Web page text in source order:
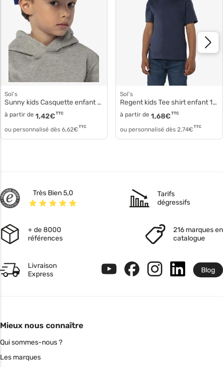
Sol's
Sunny kids Casquette enfant coton qualité 88111
à partir de 1,42€ TTC
ou personnalisé dès 6,62€ TTC
Sol's
Regent kids Tee shirt enfant 11970
à partir de 1,68€ TTC
ou personnalisé dès 2,74€ TTC
Très Bien 5,0
Tarifs
dégressifs
+ de 8000
références
216 marques en
catalogue
Livraison
Express
Blog
Mieux nous connaître
Qui sommes-nous ?
Les marques